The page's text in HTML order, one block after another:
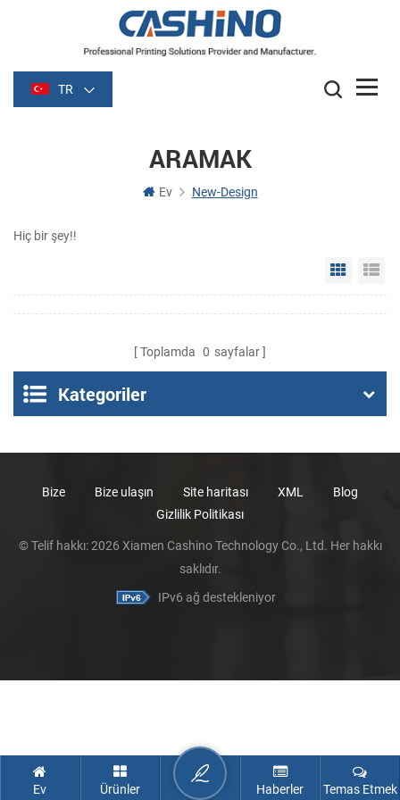
TR
ARAMAK
Ev New-Design
Hiç bir şey!!
Grid
Toplamda 0 sayfalar
Kategoriler
Bize Bize ulaşın Site haritası XML
Blog
Gizlilik Politikası
© Telif hakkı: 2026 Xiamen Cashino Technology Co., Ltd. Her hakkı
saklıdır.
IPv6 ağ destekleniyor
Ev Ürünler Haberler Temas Etmek